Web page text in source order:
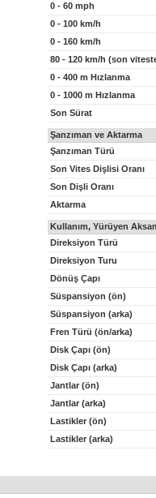
0 - 60 mph
0 - 100 km/h
0 - 160 km/h
80 - 120 km/h (son
0 - 400 m Hızlanma
0 - 1000 m Hızlanma
Son Sürat
Şanzıman ve Aktarma
Şanzıman Türü
Son Vites Dişlisi Oranı
Son Dişli Oranı
Aktarma
Kullanım, Yürüyen
Direksiyon Türü
Direksiyon Turu
Dönüş Çapı
Süspansiyon (ön)
Süspansiyon (arka)
Fren Türü (ön/arka)
Disk Çapı (ön)
Disk Çapı (arka)
Jantlar (ön)
Jantlar (arka)
Lastikler (ön)
Lastikler (arka)